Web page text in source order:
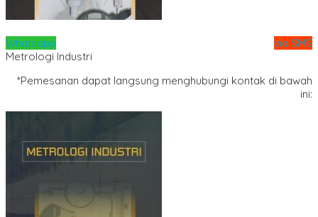
Whatsapp
via SMS
Metrologi Industri
*Pemesanan dapat langsung menghubungi kontak di bawah
ini: